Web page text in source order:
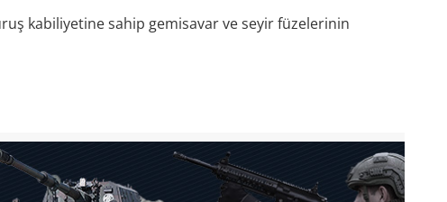
kabiliyetine sahip gemisavar ve seyir füzelerinin